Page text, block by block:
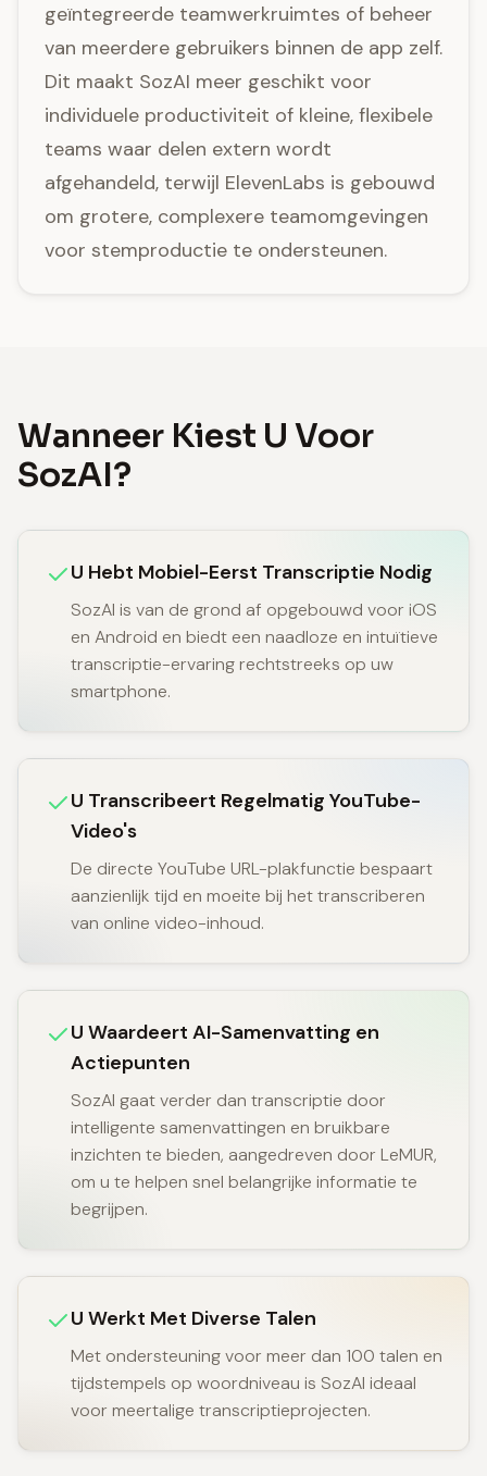
geïntegreerde teamwerkruimtes of beheer
van meerdere gebruikers binnen de app zelf.
Dit maakt SozAI meer geschikt voor
individuele productiviteit of kleine, flexibele
teams waar delen extern wordt
afgehandeld, terwijl ElevenLabs is gebouwd
om grotere, complexere teamomgevingen
voor stemproductie te ondersteunen.
Wanneer Kiest U Voor
SozAI?
U Hebt Mobiel-Eerst Transcriptie Nodig
SozAI is van de grond af opgebouwd voor iOS
en Android en biedt een naadloze en intuïtieve
transcriptie-ervaring rechtstreeks op uw
smartphone.
U Transcribeert Regelmatig YouTube-
Video's
De directe YouTube URL-plakfunctie bespaart
aanzienlijk tijd en moeite bij het transcriberen
van online video-inhoud.
U Waardeert AI-Samenvatting en
Actiepunten
SozAI gaat verder dan transcriptie door
intelligente samenvattingen en bruikbare
inzichten te bieden, aangedreven door LeMUR,
om u te helpen snel belangrijke informatie te
begrijpen.
U Werkt Met Diverse Talen
Met ondersteuning voor meer dan 100 talen en
tijdstempels op woordniveau is SozAI ideaal
voor meertalige transcriptieprojecten.